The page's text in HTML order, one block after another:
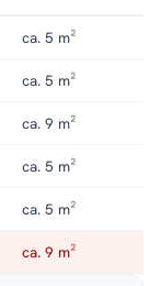
ca. 5 m²
ca. 5 m²
ca. 9 m²
ca. 5 m²
ca. 5 m²
ca. 9 m²